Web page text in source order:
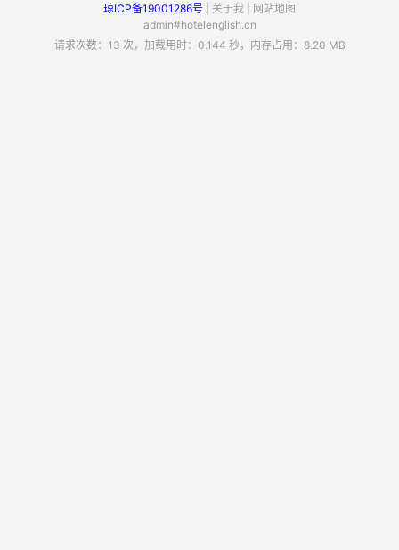
琼ICP备19001286号
关于我
网站地图
admin#hotelenglish.cn
请求次数：13 次，加载用时：0.144 秒，内存占用：8.20 MB